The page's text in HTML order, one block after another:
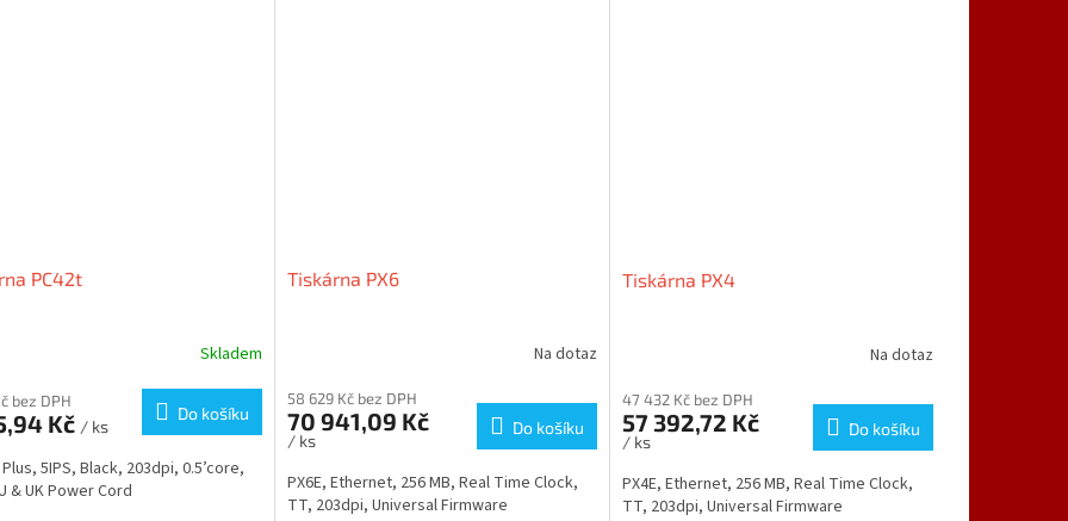
PC42t
Skladem
bez DPH
Kč / ks
Do košíku
5IPS, Black, 203dpi, 0.5’core,
& UK Power Cord
Tiskárna PX6
Na dotaz
58 629 Kč bez DPH
70 941,09 Kč
/ ks
Do košíku
PX6E, Ethernet, 256 MB, Real Time Clock,
TT, 203dpi, Universal Firmware
Tiskárna PX4
Na dotaz
47 432 Kč bez DPH
57 392,72 Kč
/ ks
Do košíku
PX4E, Ethernet, 256 MB, Real Time Clock,
TT, 203dpi, Universal Firmware